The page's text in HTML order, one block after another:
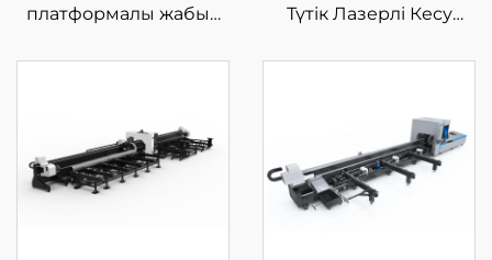
платформалы жабық
лазерлі кесу
Түтік Лазерлі Кесу